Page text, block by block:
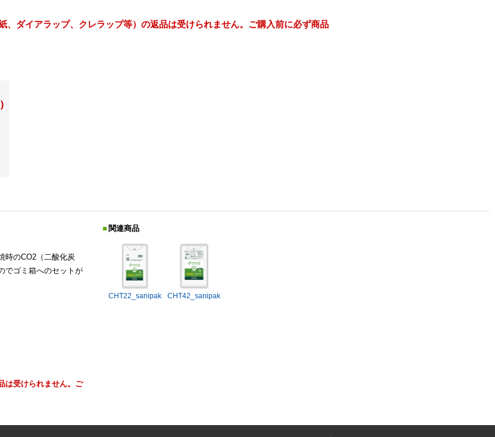
ダイアラップ、クレラップ等）の返品は受けられません。ご購入前に必ず商品
時のCO2（二酸化炭
でゴミ箱へのセットが
は受けられません。ご
関連商品
CHT22_sanipak CHT42_sanipak